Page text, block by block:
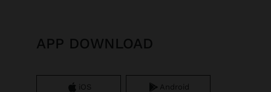
APP DOWNLOAD
iOS Android